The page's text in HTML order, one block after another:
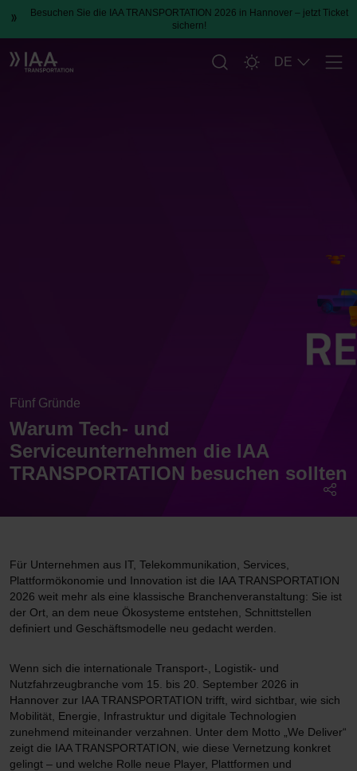
Besuchen Sie die IAA TRANSPORTATION 2026 in Hannover – jetzt Ticket
sichern!
DE
Fünf Gründe
Warum Tech- und
Serviceunternehmen die IAA
TRANSPORTATION besuchen sollten
Für Unternehmen aus IT, Telekommunikation, Services,
Plattformökonomie und Innovation ist die IAA TRANSPORTATION
2026 weit mehr als eine klassische Branchenveranstaltung: Sie ist
der Ort, an dem neue Ökosysteme entstehen, Schnittstellen
definiert und Geschäftsmodelle neu gedacht werden.
Wenn sich die internationale Transport-, Logistik- und
Nutzfahrzeugbranche vom 15. bis 20. September 2026 in
Hannover zur IAA TRANSPORTATION trifft, wird sichtbar, wie sich
Mobilität, Energie, Infrastruktur und digitale Technologien
zunehmend miteinander verzahnen. Unter dem Motto „We Deliver“
zeigt die IAA TRANSPORTATION, wie diese Vernetzung konkret
gelingt – und welche Rolle neue Player, Plattformen und